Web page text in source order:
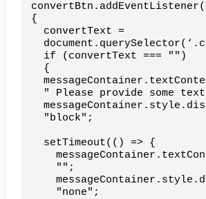
{
convertText =
if (convertText === "")
{
" Please provide some
"block";
setTimeout(() => {
"";
"none";